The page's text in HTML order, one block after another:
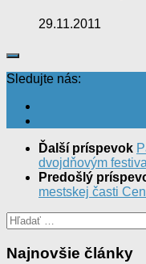
29.11.2011
Sledujte nás:
Ďalší príspevok
dvojdňovým
Predošlý
mestskej časti
Hľadať:
Najnovšie články